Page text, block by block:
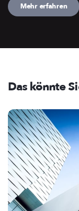
Mehr erfahren
Das könnte